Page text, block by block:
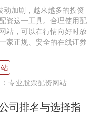
动加剧，越来越多的投资
资这一工具。合理使用配
站，可以在行情向好时放
家正规、安全的在线证券
专业股票配资网站
司排名与选择指